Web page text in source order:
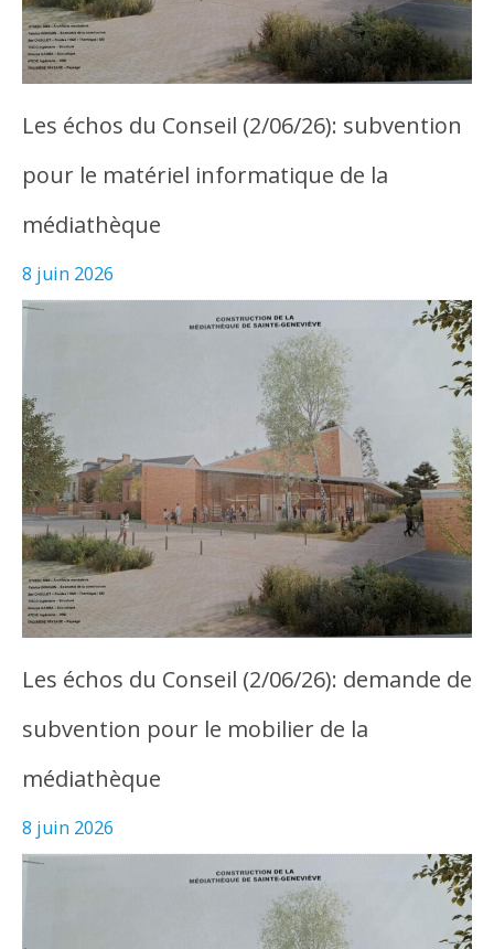
Les échos du Conseil (2/06/26): subvention
pour le matériel informatique de la
médiathèque
8 juin 2026
Les échos du Conseil (2/06/26): demande de
subvention pour le mobilier de la
médiathèque
8 juin 2026